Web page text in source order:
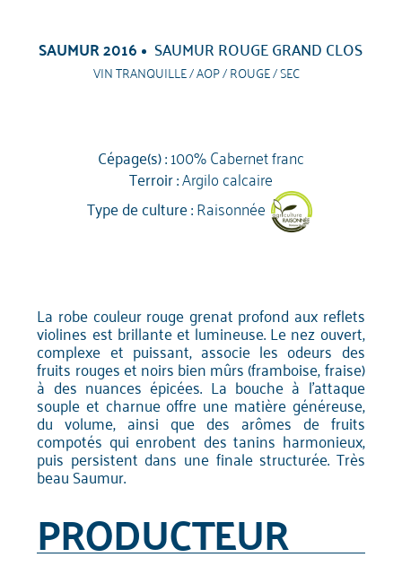
SAUMUR 2016 SAUMUR ROUGE GRAND CLOS
VIN TRANQUILLE / AOP / ROUGE / SEC
Cépage(s) :100% Cabernet franc
Terroir :Argilo calcaire
Type de culture :Raisonnée
La robe couleur rouge grenat profond aux reflets
violines est brillante et lumineuse. Le nez ouvert,
complexe et puissant, associe les odeurs des
fruits rouges et noirs bien mûrs (framboise, fraise)
à des nuances épicées. La bouche à l'attaque
souple et charnue offre une matière généreuse,
du volume, ainsi que des arômes de fruits
compotés qui enrobent des tanins harmonieux,
puis persistent dans une finale structurée. Très
beau Saumur.
PRODUCTEUR